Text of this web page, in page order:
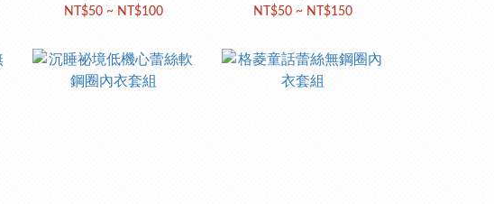
NT$50 ~ NT$100
NT$50 ~ NT$150